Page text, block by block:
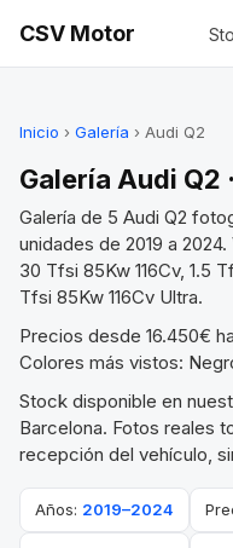
CSV Motor
Inicio › Galería › Audi Q2
Galería Audi Q2
Galería de 5 Audi Q2
unidades de 2019 a
30 Tfsi 85Kw 116Cv, 1.5
Tfsi 85Kw 116Cv Ultra.
Precios desde 16.450€
Colores más vistos:
Stock disponible en
Barcelona. Fotos reales
recepción del vehículo,
Años: 2019–2024